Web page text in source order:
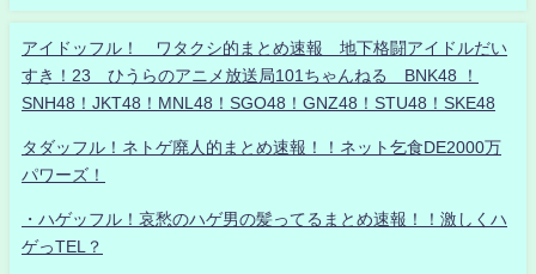
アイドッフル！ ワタクシ的まとめ速報 地下格闘アイドルだい
すき！23 ひうらのアニメ放送局101ちゃんねる BNK48 ！
SNH48！JKT48！MNL48！SGO48！GNZ48！STU48！SKE48
タダッフル！ネトゲ廃人的まとめ速報！！ネット乞食DE2000万
パワーズ！
・ハゲッフル！哀愁のハゲ男の髪ってるまとめ速報！！激しくハ
ゲっTEL？